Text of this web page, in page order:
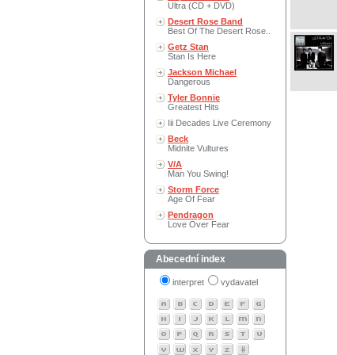
Ultra (CD + DVD)
Desert Rose Band
Best Of The Desert Rose..
Getz Stan
Stan Is Here
Jackson Michael
Dangerous
Tyler Bonnie
Greatest Hits
Iii Decades Live Ceremony
Beck
Midnite Vultures
V/A
Man You Swing!
Storm Force
Age Of Fear
Pendragon
Love Over Fear
Abecední index
interpret vydavatel